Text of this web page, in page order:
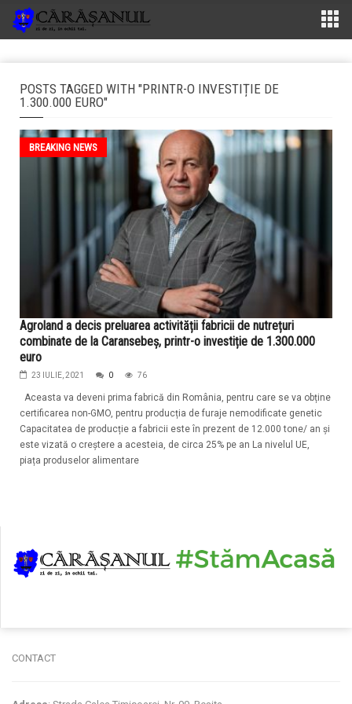
POSTS TAGGED WITH "PRINTR-O INVESTIȚIE DE
1.300.000 EURO"
BREAKING NEWS
Agroland a decis preluarea activității fabricii de nutrețuri
combinate de la Caransebeș, printr-o investiție de 1.300.000
euro
23 IULIE, 2021 0 76
Aceasta va deveni prima fabrică din România, pentru care se va obține
certificarea non-GMO, pentru producția de furaje nemodificate genetic
Capacitatea de producție a fabricii este în prezent de 12.000 tone/ an și
este vizată o creștere a acesteia, de circa 25% pe an La nivelul UE,
piața produselor alimentare
CONTACT